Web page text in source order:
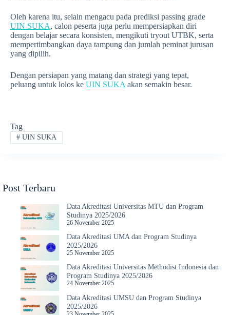
Oleh karena itu, selain mengacu pada prediksi passing grade
UIN SUKA, calon peserta juga perlu mempersiapkan diri
dengan belajar secara konsisten, mengikuti tryout UTBK, serta
mempertimbangkan daya tampung dan jumlah peminat jurusan
yang dipilih.
Dengan persiapan yang matang dan strategi yang tepat,
peluang untuk lolos ke UIN SUKA akan semakin besar.
Tag
#UIN SUKA
Post Terbaru
Data Akreditasi Universitas MTU dan Program
Studinya 2025/2026
26 November 2025
Data Akreditasi UMA dan Program Studinya
2025/2026
25 November 2025
Data Akreditasi Universitas Methodist Indonesia dan
Program Studinya 2025/2026
24 November 2025
Data Akreditasi UMSU dan Program Studinya
2025/2026
23 November 2025